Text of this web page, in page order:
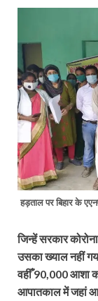
हड़ताल पर बिहार के
जिन्हें सरकार
उसका ख्याल नहीं
वहीँ 90,000 आशा
आपातकाल में जहां